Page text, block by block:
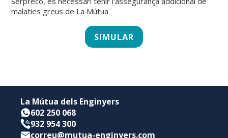
malaties greus de La Mútua
La Mútua dels Enginyers
602 250 068
932 954 300
correu@mutua-enginyers.com